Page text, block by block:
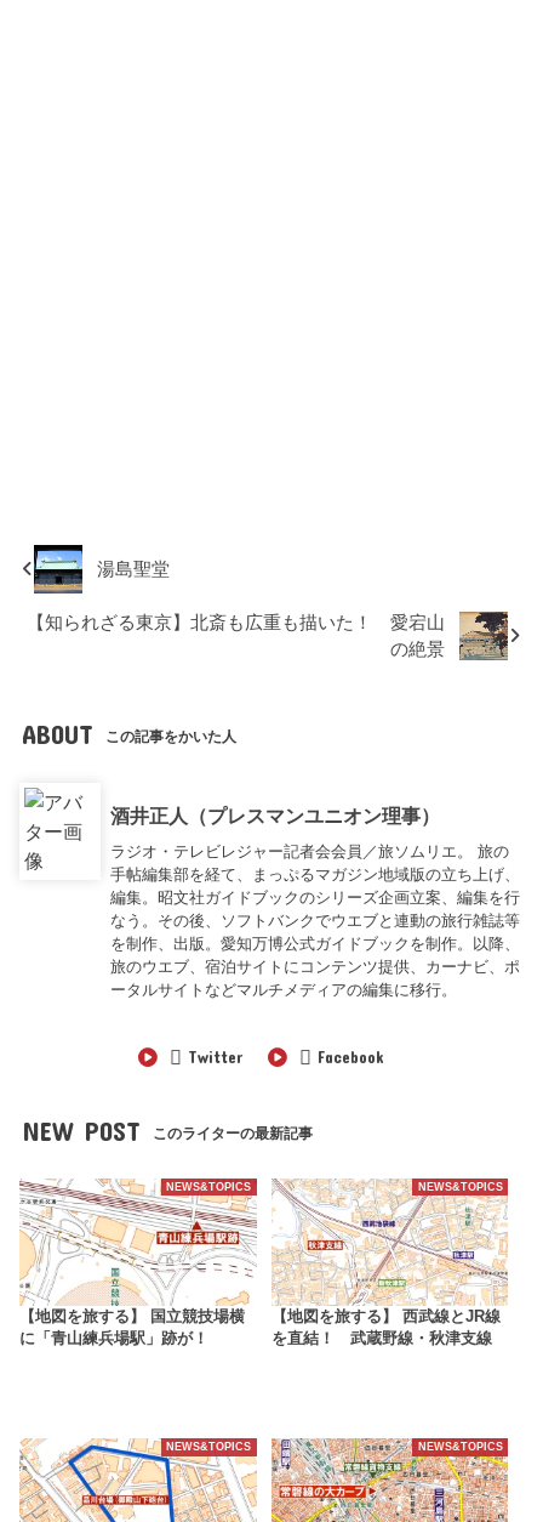
湯島聖堂
【知られざる東京】北斎も広重も描いた！ 愛宕山
の絶景
ABOUT この記事をかいた人
酒井正人（プレスマンユニオン理事）
ラジオ・テレビレジャー記者会会員／旅ソムリエ。 旅の
手帖編集部を経て、まっぷるマガジン地域版の立ち上げ、
編集。昭文社ガイドブックのシリーズ企画立案、編集を行
なう。その後、ソフトバンクでウエブと連動の旅行雑誌等
を制作、出版。愛知万博公式ガイドブックを制作。以降、
旅のウエブ、宿泊サイトにコンテンツ提供、カーナビ、ポ
ータルサイトなどマルチメディアの編集に移行。
Twitter Facebook
NEW POST このライターの最新記事
NEWS&TOPICS
【地図を旅する】 国立競技場横
に「青山練兵場駅」跡が！
NEWS&TOPICS
【地図を旅する】 西武線とJR線
を直結！ 武蔵野線・秋津支線
NEWS&TOPICS NEWS&TOPICS